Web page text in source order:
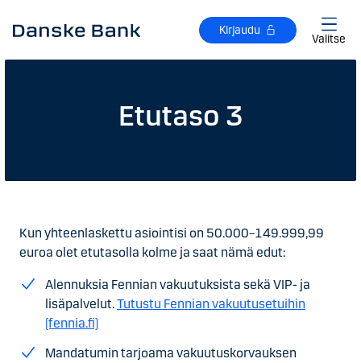
Kirjaudu
Valitse
Etutaso 3
Kun yhteenlaskettu asiointisi on 50.000–149.999,99
euroa olet etutasolla kolme ja saat nämä edut:
Alennuksia Fennian vakuutuksista sekä VIP- ja
lisäpalvelut.Tutustu Fennian vakuutusetuihin
(fennia.fi)
Mandatumin tarjoama vakuutuskorvauksen